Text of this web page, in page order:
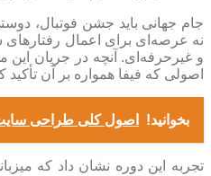
جام جهانی باید جشن فوتبال،
نه عرصه‌ای برای اعمال رفتار‌های
و غیرحرفه‌ای. آنچه در جریان این
اصولی که فیفا همواره بر آن
بخوانید! اصول کلی طراحی
تجربه این دوره نشان داد که